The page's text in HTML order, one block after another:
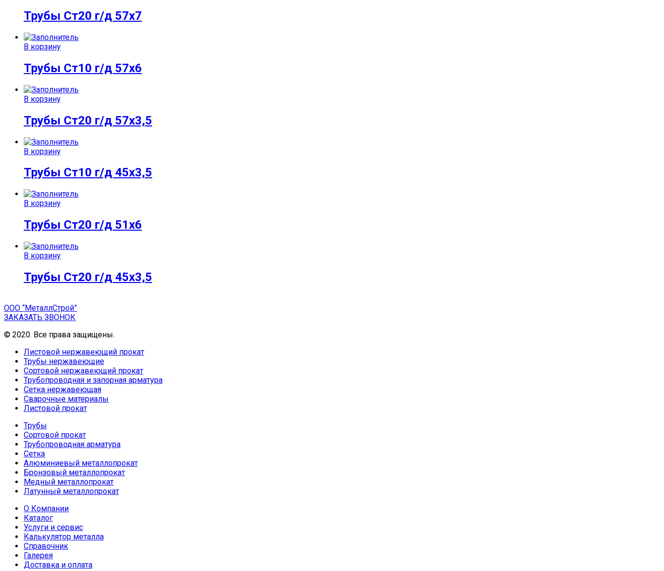
Трубы Ст20 г/д 57х7
В корзину
Трубы Ст10 г/д 57х6
В корзину
Трубы Ст20 г/д 57х3,5
В корзину
Трубы Ст10 г/д 45х3,5
В корзину
Трубы Ст20 г/д 51х6
В корзину
Трубы Ст20 г/д 45х3,5
ООО “МеталлСтрой”
ЗАКАЗАТЬ ЗВОНОК
© 2020. Все права защищены.
Листовой нержавеющий прокат
Трубы нержавеющие
Сортовой нержавеющий прокат
Трубопроводная и запорная арматура
Сетка нержавеющая
Сварочные материалы
Листовой прокат
Трубы
Сортовой прокат
Трубопроводная арматура
Сетка
Алюминиевый металлопрокат
Бронзовый металлопрокат
Медный металлопрокат
Латунный металлопрокат
О Компании
Каталог
Услуги и сервис
Калькулятор металла
Справочник
Галерея
Доставка и оплата